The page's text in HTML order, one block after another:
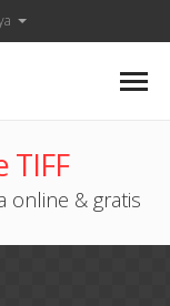
TIFF
online & gratis